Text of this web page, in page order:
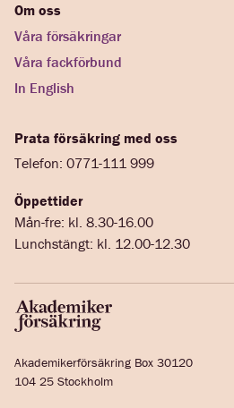
Om oss
Våra försäkringar
Våra fackförbund
In English
Prata försäkring med oss
Telefon: 0771-111 999
Öppettider
Mån-fre: kl. 8.30-16.00
Lunchstängt: kl. 12.00-12.30
Akademikerförsäkring Box 30120
104 25 Stockholm